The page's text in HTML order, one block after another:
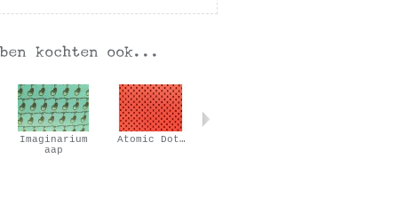
Imaginarium
aap
Atomic Dot…